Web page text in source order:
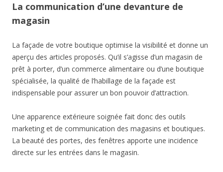
La communication d’une devanture de
magasin
La façade de votre boutique optimise la visibilité et donne un
aperçu des articles proposés. Qu’il s’agisse d’un magasin de
prêt à porter, d’un commerce alimentaire ou d’une boutique
spécialisée, la qualité de l’habillage de la façade est
indispensable pour assurer un bon pouvoir d’attraction.
Une apparence extérieure soignée fait donc des outils
marketing et de communication des magasins et boutiques.
La beauté des portes, des fenêtres apporte une incidence
directe sur les entrées dans le magasin.